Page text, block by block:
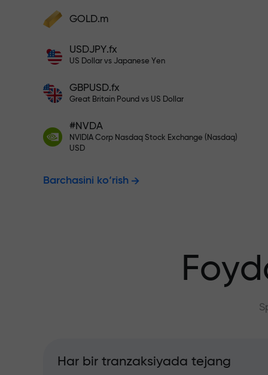
Hisobni to‘ldiring va depozitingizdan 1
emas. Depozit qancha katta bo‘lsa,
multiplikator shuncha yuqori bo‘ladi.
Hisobingizni $333 bilan
Risksiz
kafolatlanadi
X1000
GOLD.m
USDJPY.fx
US Dollar vs Japanese Yen
GBPUSD.fx
Great Britain Pound vs US Dollar
#NVDA
NVIDIA Corp Nasdaq Stock Exchange (Nasdaq)
USD
Barchasini ko‘rish
Har bir tranzaksiyada tejang